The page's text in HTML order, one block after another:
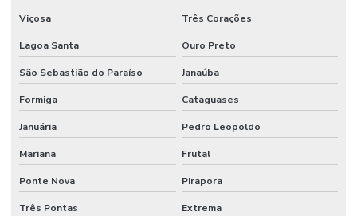
Viçosa Três Corações
Lagoa Santa Ouro Preto
São Sebastião do Paraíso Janaúba
Formiga Cataguases
Januária Pedro Leopoldo
Mariana Frutal
Ponte Nova Pirapora
Três Pontas Extrema